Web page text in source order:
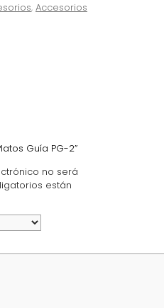
, Accesorios
Guía PG-2”
no será
están